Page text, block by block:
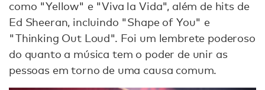
como "Yellow" e "Viva la Vida", além de hits de
Ed Sheeran, incluindo "Shape of You" e
"Thinking Out Loud". Foi um lembrete poderoso
do quanto a música tem o poder de unir as
pessoas em torno de uma causa comum.